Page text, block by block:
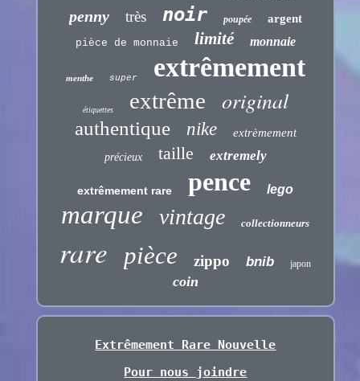
penny très noir poupée argent
pièce de monnaie limité monnaie
menthe super extrêmement
étiquettes extrême original
authentique nike extrèmement
précieux taille extremely
extrêmement rare pence lego
marque vintage collectionneurs
rare pièce zippo bnib japon
coin
Extrêmement Rare Nouvelle
Pour nous joindre